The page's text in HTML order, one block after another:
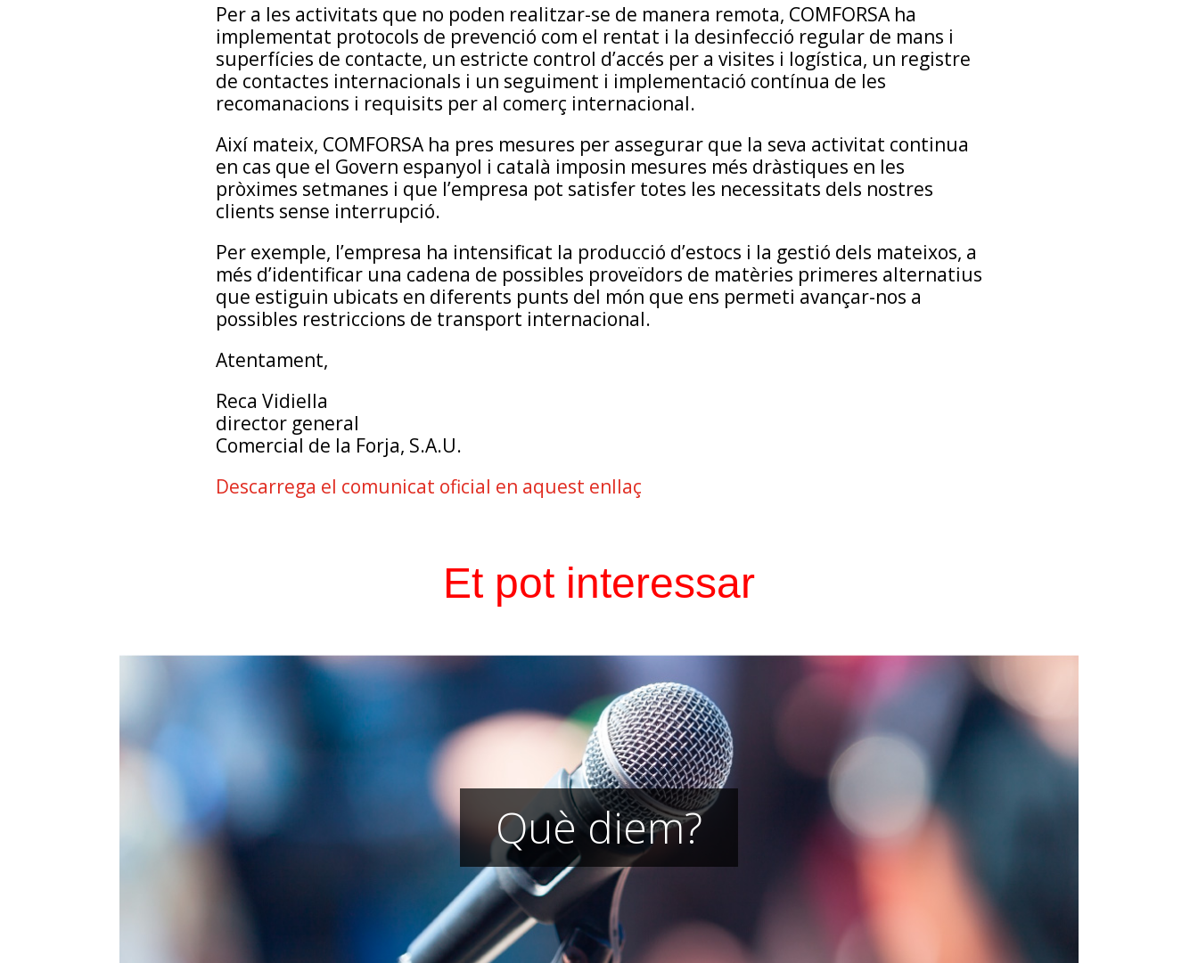
Per a les activitats que no poden realitzar-se de manera remota, COMFORSA ha
implementat protocols de prevenció com el rentat i la desinfecció regular de mans i
superfícies de contacte, un estricte control d’accés per a visites i logística, un registre
de contactes internacionals i un seguiment i implementació contínua de les
recomanacions i requisits per al comerç internacional.
Així mateix, COMFORSA ha pres mesures per assegurar que la seva activitat continua
en cas que el Govern espanyol i català imposin mesures més dràstiques en les
pròximes setmanes i que l’empresa pot satisfer totes les necessitats dels nostres
clients sense interrupció.
Per exemple, l’empresa ha intensificat la producció d’estocs i la gestió dels mateixos, a
més d’identificar una cadena de possibles proveïdors de matèries primeres alternatius
que estiguin ubicats en diferents punts del món que ens permeti avançar-nos a
possibles restriccions de transport internacional.
Atentament,
Reca Vidiella
director general
Comercial de la Forja, S.A.U.
Descarrega el comunicat oficial en aquest enllaç
Et pot interessar
Què diem?